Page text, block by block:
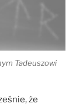
Tadeuszowi
że